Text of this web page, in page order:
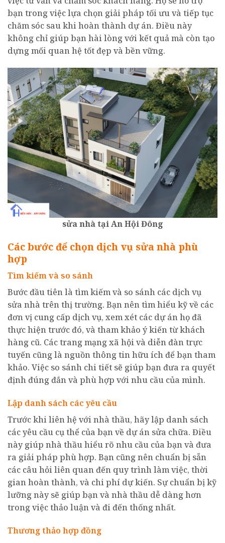
bạn trong việc lựa chọn giải pháp tối ưu và tiếp tục
chăm sóc sau khi hoàn thành dự án. Điều này
không chỉ giúp bạn hài lòng với kết quả mà còn tạo
dựng mối quan hệ tốt đẹp và bền vững.
sửa nhà tại An Hội Đông
Các bước để chọn dịch vụ sửa nhà phù
hợp
Tìm kiếm và so sánh
Bước đầu tiên là tìm kiếm và so sánh các dịch vụ
sửa nhà trên thị trường. Bạn nên tìm hiểu kỹ về các
đơn vị cung cấp dịch vụ, xem xét các dự án họ đã
thực hiện trước đó, và tham khảo ý kiến từ khách
hàng cũ. Các trang mạng xã hội và diễn đàn trực
tuyến cũng là nguồn thông tin hữu ích để bạn tham
khảo. Việc so sánh chi tiết sẽ giúp bạn đưa ra quyết
định đúng đắn và phù hợp với nhu cầu của mình.
Lập danh sách các yêu cầu
Trước khi liên hệ với nhà thầu, hãy lập danh sách
các yêu cầu cụ thể của bạn về dự án sửa chữa. Điều
này giúp nhà thầu hiểu rõ nhu cầu của bạn và đưa
ra giải pháp phù hợp. Bạn cũng nên chuẩn bị sẵn
các câu hỏi liên quan đến quy trình làm việc, thời
gian hoàn thành, và chi phí dự kiến. Sự chuẩn bị kỹ
lưỡng này sẽ giúp bạn và nhà thầu dễ dàng hơn
trong việc thảo luận và đi đến thống nhất.
Thương thảo hợp đồng